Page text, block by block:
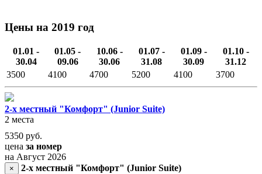
Цены на 2019 год
01.01 -
30.04
01.05 -
09.06
10.06 -
30.06
01.07 -
31.08
01.09 -
30.09
01.10 -
31.12
3500
4100 4700 5200 4100 3700
2-х местный "Комфорт" (Junior Suite)
2 места
5350 руб.
цена за номер
на Август 2026
×
2-х местный "Комфорт" (Junior Suite)